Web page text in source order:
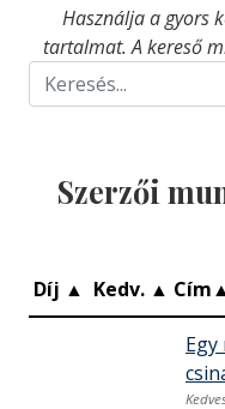
Használja a gyors
tartalmat. A kereső
Szerzői
Díj ▲ Kedv. ▲ Cím